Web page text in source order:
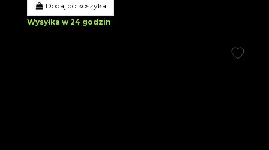
Dodaj do koszyka
Wysyłka w 24 godzin